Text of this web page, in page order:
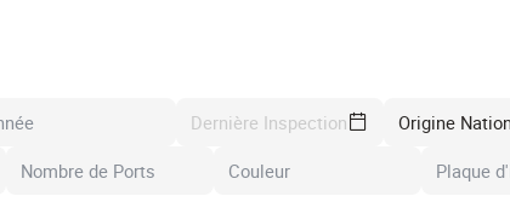
Dernière Inspection